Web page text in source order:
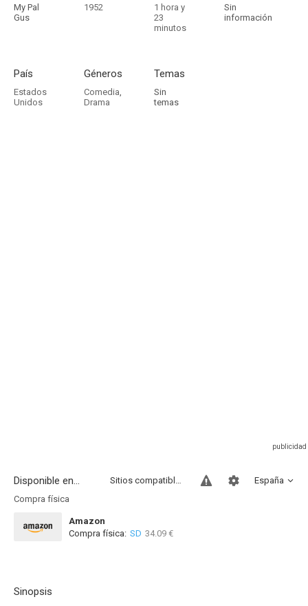
My Pal
Gus
1952
1 hora y
23
minutos
Sin
información
País
Estados
Unidos
Géneros
Comedia,
Drama
Temas
Sin
temas
Disponible en... España
Sitios compatibles
Compra física
Amazon
Compra física: SD 34.09 €
Sinopsis